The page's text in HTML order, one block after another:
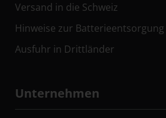
Versand in die Schweiz
Hinweise zur Batterieentsorgung
Ausfuhr in Drittländer
Unternehmen